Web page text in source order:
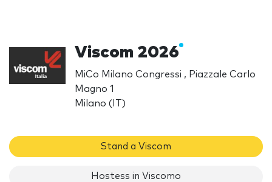
Viscom 2026
MiCo Milano Congressi , Piazzale Carlo
Magno 1
Milano (IT)
Stand a Viscom
Hostess in Viscomo